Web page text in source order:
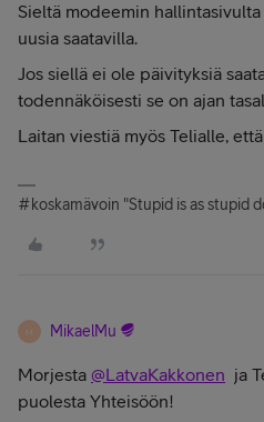
Sieltä modeemin
uusia saatavilla.
Jos siellä ei ole päivityksiä
todennäköisesti se on ajan
Laitan viestiä myös Telialle,
#koskamävoin "Stupid is as stupid
M MikaelMu
Morjesta @LatvaKakkonen ja
puolesta Yhteisöön!